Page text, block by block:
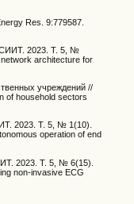
Res. 9:779587.
СИИТ. 2023. Т. 5, №
architecture for
учреждений //
of household sectors
2023. Т. 5, № 1(10).
operation of end
2023. Т. 5, № 6(15).
non-invasive ECG